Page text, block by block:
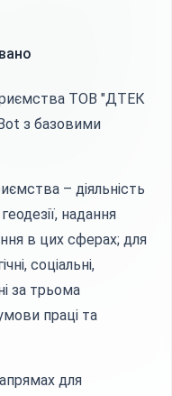
ТОВ "ДТЕК
з базовими
– діяльність
надання
в цих сферах; для
соціальні,
за трьома
праці та
для